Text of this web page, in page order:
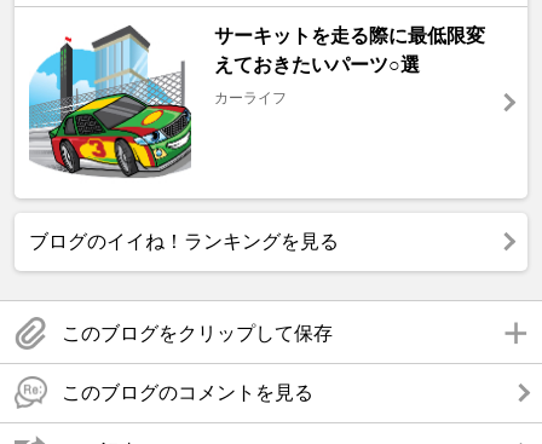
サーキットを走る際に最低限変
えておきたいパーツ○選
カーライフ
ブログのイイね！ランキングを見る
このブログをクリップして保存
このブログのコメントを見る